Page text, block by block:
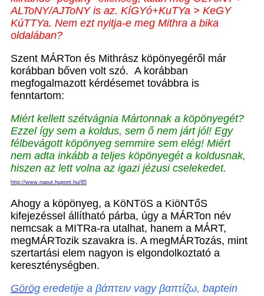
ALToNY/AJToNY is az. KíGYó+KuTYa > KeGY
KúTTYa. Nem ezt nyitja-e meg Mithra a bika
oldalában?
Szent MÁRTon és Mithrász köpönyegéről már
korábban bőven volt szó. A korábban
megfogalmazott kérdésemet továbbra is
fenntartom:
Miért kellett szétvágnia Mártonnak a köpönyegét?
Ezzel így sem a koldus, sem ő nem járt jól! Egy
félbevágott köpönyeg semmire sem elég! Miért
nem adta inkább a teljes köpönyegét a koldusnak,
hiszen az lett volna az igazi jézusi cselekedet.
http://www.naput.hupont.hu/85
Ahogy a köpönyeg, a KöNTöS a KiöNTőS
kifejezéssel állítható párba, úgy a MÁRTon név
nemcsak a MITRa-ra utalhat, hanem a MÁRT,
megMÁRTozik szavakra is. A megMÁRTozás, mint
szertartási elem nagyon is elgondolkoztató a
kereszténységben.
Görög eredetije a βάπτειν vagy βαπτίζω, baptein